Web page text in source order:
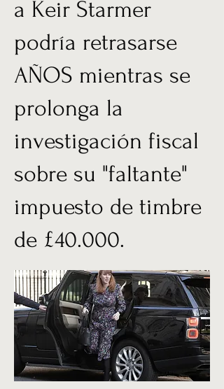
a Keir Starmer
podría retrasarse
AÑOS mientras se
prolonga la
investigación fiscal
sobre su "faltante"
impuesto de timbre
de £40.000.